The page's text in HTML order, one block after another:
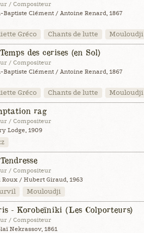
/ Compositeur
Baptiste Clément / Antoine Renard, 1867
Gréco Chants de lutte Mouloudji
des cerises (en Sol)
/ Compositeur
Baptiste Clément / Antoine Renard, 1867
Gréco Chants de lutte Mouloudji
rag
/ Compositeur
Lodge, 1909
/ Compositeur
Roux / Hubert Giraud, 1963
Mouloudji
- Korobeïniki (Les Colporteurs)
/ Compositeur
Nekrassov, 1861